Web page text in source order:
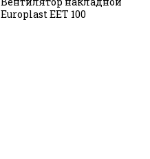
Europlast EET 100